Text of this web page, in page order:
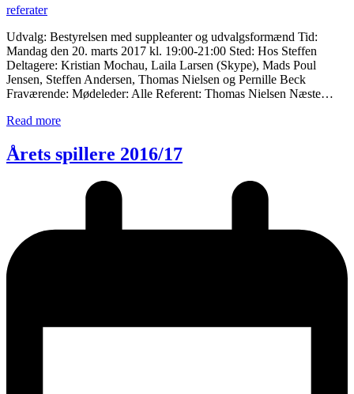
referater
Udvalg: Bestyrelsen med suppleanter og udvalgsformænd Tid:
Mandag den 20. marts 2017 kl. 19:00-21:00 Sted: Hos Steffen
Deltagere: Kristian Mochau, Laila Larsen (Skype), Mads Poul
Jensen, Steffen Andersen, Thomas Nielsen og Pernille Beck
Fraværende: Mødeleder: Alle Referent: Thomas Nielsen Næste…
Read more
Årets spillere 2016/17